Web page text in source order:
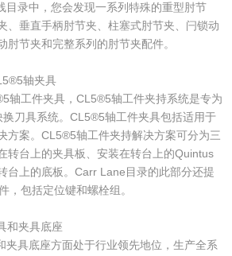
录中，您会发现一系列特殊的重型肘节
、垂直手柄肘节夹、柱塞式肘节夹、闩锁动
肘节夹和完整系列的肘节夹配件。
轴夹具
轴工件夹具，CL5®5轴工件夹持系统是专为
刀具系统。CL5®5轴工件夹具包括适用于
方案。CL5®5轴工件夹持解决方案可分为三
转台上的夹具板、安装在转台上的Quintus
台上的底板。Carr Lane目录的此部分还提
，包括定位键和螺栓组。
和夹具底座
夹具底座方面处于行业领先地位，生产全系